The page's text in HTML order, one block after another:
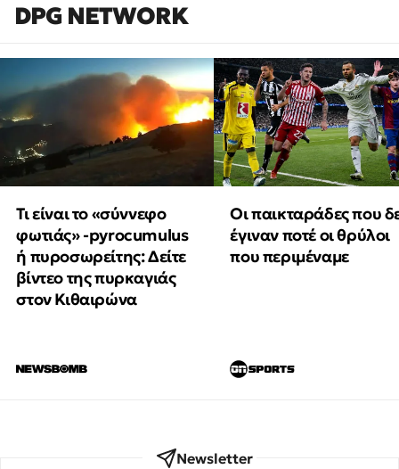
DPG NETWORK
Τι είναι το «σύννεφο
φωτιάς» -pyrocumulus
ή πυροσωρείτης: Δείτε
βίντεο της πυρκαγιάς
στον Κιθαιρώνα
Οι παικταράδες που
έγιναν ποτέ οι θρύλοι
που περιμέναμε
Newsletter